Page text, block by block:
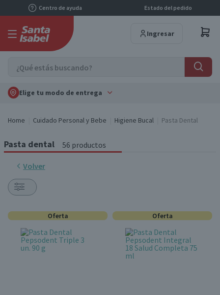
Centro de ayuda Estado del pedido
Ingresar
Elige tu modo de entrega
Home Cuidado Personal y Bebe Higiene Bucal Pasta Dental
Pasta dental 56 productos
Volver
Oferta Oferta